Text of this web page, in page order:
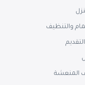
والتنظيف
المنعشة